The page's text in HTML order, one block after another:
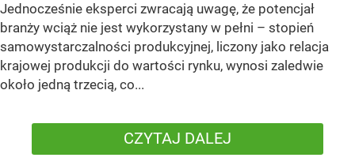
Jednocześnie eksperci zwracają uwagę, że potencjał
branży wciąż nie jest wykorzystany w pełni – stopień
samowystarczalności produkcyjnej, liczony jako relacja
krajowej produkcji do wartości rynku, wynosi zaledwie
około jedną trzecią, co...
CZYTAJ DALEJ